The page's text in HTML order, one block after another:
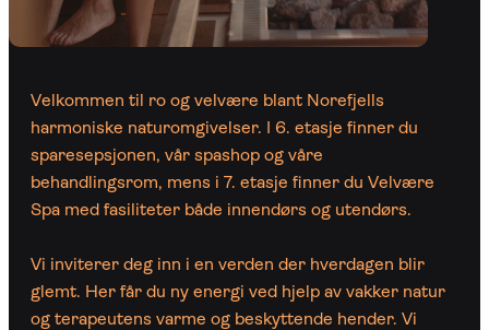
Velkommen til ro og velvære blant Norefjells
harmoniske naturomgivelser. I 6. etasje finner du
sparesepsjonen, vår spashop og våre
behandlingsrom, mens i 7. etasje finner du Velvære
Spa med fasiliteter både innendørs og utendørs.
Vi inviterer deg inn i en verden der hverdagen blir
glemt. Her får du ny energi ved hjelp av vakker natur
og terapeutens varme og beskyttende hender. Vi